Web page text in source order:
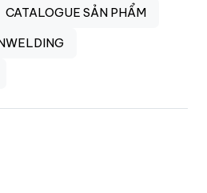
CATALOGUE SẢN PHẨM